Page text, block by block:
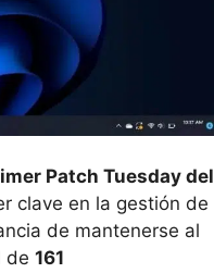
Patch Tuesday del
clave en la gestión de
de mantenerse al
de 161